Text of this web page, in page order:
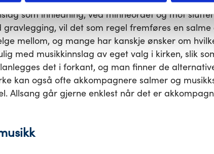
av Den norske kirke er det vanlig å velge tre
som innledning, ved minneordet og mot
gravlegging, vil det som regel fremføres en salme
mellom, og mange har kanskje ønsker om
med musikkinnslag av eget valg i kirken, slik
det i forkant, og man finner de
kan også ofte akkompagnere salmer og
Allsang går gjerne enklest når det er